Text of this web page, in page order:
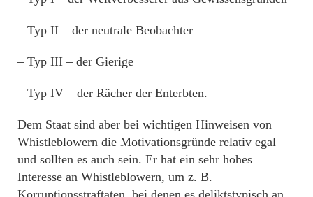
– Typ II – der neutrale Beobachter
– Typ III – der Gierige
– Typ IV – der Rächer der Enterbten.
Dem Staat sind aber bei wichtigen Hinweisen von
Whistleblowern die Motivationsgründe relativ egal
und sollten es auch sein. Er hat ein sehr hohes
Interesse an Whistleblowern, um z. B.